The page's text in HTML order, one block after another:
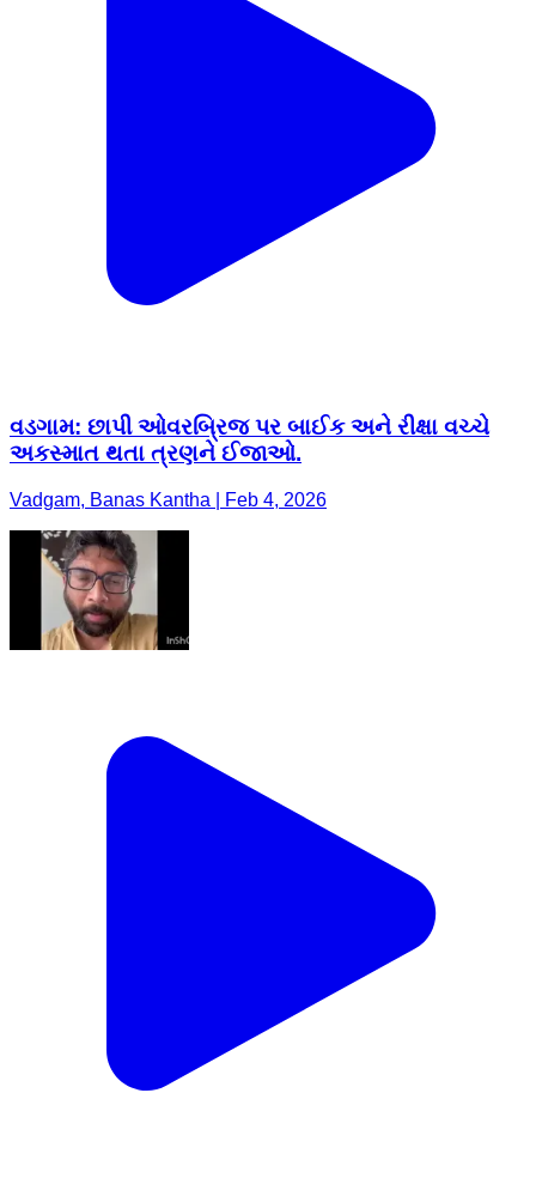
વડગામ: છાપી ઓવરબ્રિજ પર બાઈક અને રીક્ષા વચ્ચે
અકસ્માત થતા ત્રણને ઈજાઓ.
Vadgam, Banas Kantha | Feb 4, 2026